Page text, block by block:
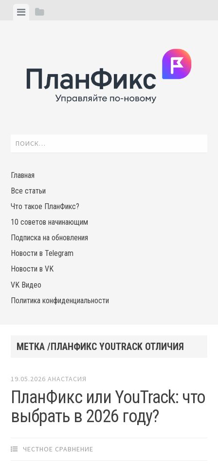
ViewView
Найти:
Главная
Все статьи
Что такое ПланФикс?
10 советов начинающим
Подписка на обновления
Новости в Telegram
Новости в VK
VK Видео
Политика конфиденциальности
МЕТКА /ПЛАНФИКС YOUTRACK ОТЛИЧИЯ
19.05.2026 АНАСТАСИЯ
ПланФикс или YouTrack: что
выбрать в 2026 году?
ЧЕСТНОЕ СРАВНЕНИЕ